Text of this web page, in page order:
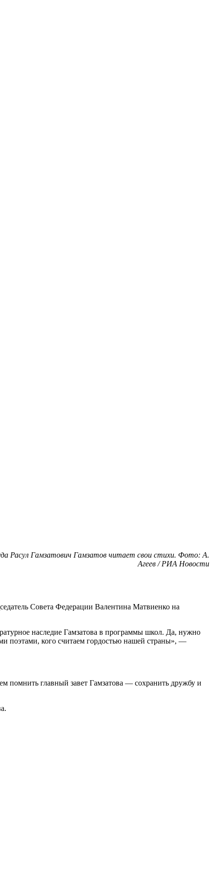
Расул Гамзатович Гамзатов читает свои стихи. Фото: А.
Агеев / РИА Новости
Совета Федерации Валентина Матвиенко на
наследие Гамзатова в программы школ. Да, нужно
поэтами, кого считаем гордостью нашей страны», —
помнить главный завет Гамзатова — сохранить дружбу и